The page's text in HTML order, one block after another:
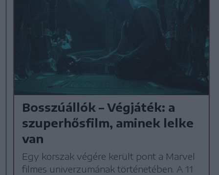
Bosszúállók – Végjáték: a
szuperhősfilm, aminek lelke
van
Egy korszak végére került pont a Marvel
filmes univerzumának történetében. A 11